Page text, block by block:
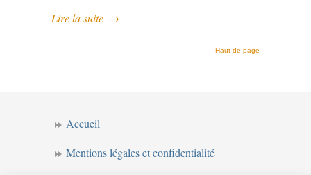
Lire la suite →
Haut de page
Accueil
Mentions légales et confidentialité